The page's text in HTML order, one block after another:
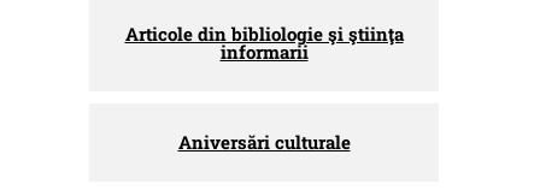
Articole din bibliologie şi ştiinţa
informarii
Aniversări culturale